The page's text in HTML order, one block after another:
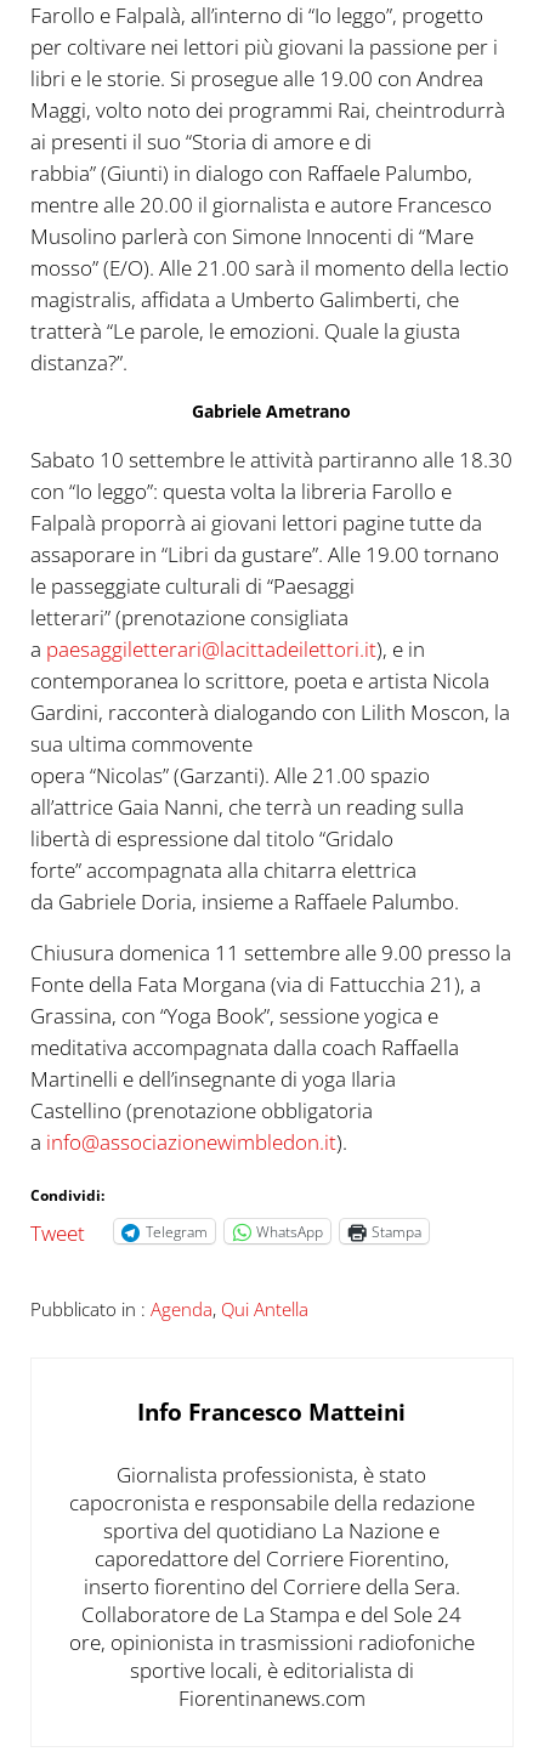
Farollo e Falpalà, all’interno di “Io leggo”, progetto
per coltivare nei lettori più giovani la passione per i
libri e le storie. Si prosegue alle 19.00 con Andrea
Maggi, volto noto dei programmi Rai, cheintrodurrà
ai presenti il suo “Storia di amore e di
rabbia” (Giunti) in dialogo con Raffaele Palumbo,
mentre alle 20.00 il giornalista e autore Francesco
Musolino parlerà con Simone Innocenti di “Mare
mosso” (E/O). Alle 21.00 sarà il momento della lectio
magistralis, affidata a Umberto Galimberti, che
tratterà “Le parole, le emozioni. Quale la giusta
distanza?”.
Gabriele Ametrano
Sabato 10 settembre le attività partiranno alle 18.30
con “Io leggo”: questa volta la libreria Farollo e
Falpalà proporrà ai giovani lettori pagine tutte da
assaporare in “Libri da gustare”. Alle 19.00 tornano
le passeggiate culturali di “Paesaggi
letterari” (prenotazione consigliata
a paesaggiletterari@lacittadeilettori.it), e in
contemporanea lo scrittore, poeta e artista Nicola
Gardini, racconterà dialogando con Lilith Moscon, la
sua ultima commovente
opera “Nicolas” (Garzanti). Alle 21.00 spazio
all’attrice Gaia Nanni, che terrà un reading sulla
libertà di espressione dal titolo “Gridalo
forte” accompagnata alla chitarra elettrica
da Gabriele Doria, insieme a Raffaele Palumbo.
Chiusura domenica 11 settembre alle 9.00 presso la
Fonte della Fata Morgana (via di Fattucchia 21), a
Grassina, con “Yoga Book”, sessione yogica e
meditativa accompagnata dalla coach Raffaella
Martinelli e dell’insegnante di yoga Ilaria
Castellino (prenotazione obbligatoria
a info@associazionewimbledon.it).
Condividi:
Tweet Telegram WhatsApp Stampa
Pubblicato in : Agenda, Qui Antella
Info Francesco Matteini
Giornalista professionista, è stato
capocronista e responsabile della redazione
sportiva del quotidiano La Nazione e
caporedattore del Corriere Fiorentino,
inserto fiorentino del Corriere della Sera.
Collaboratore de La Stampa e del Sole 24
ore, opinionista in trasmissioni radiofoniche
sportive locali, è editorialista di
Fiorentinanews.com